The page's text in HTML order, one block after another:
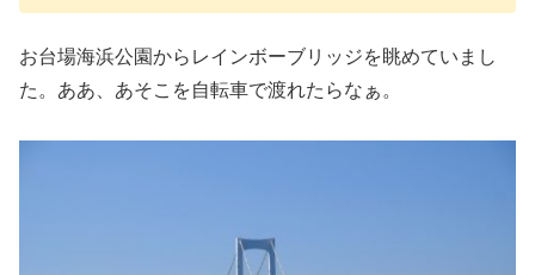
お台場海浜公園からレインボーブリッジを眺めていまし
た。ああ、あそこを自転車で渡れたらなぁ。